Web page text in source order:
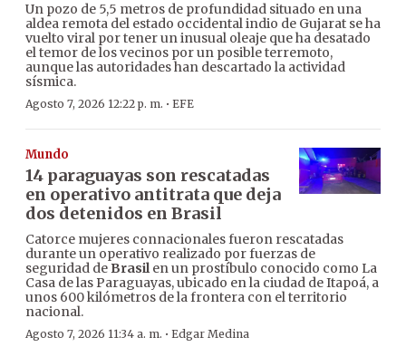
Un pozo de 5,5 metros de profundidad situado en una
aldea remota del estado occidental indio de Gujarat se ha
vuelto viral por tener un inusual oleaje que ha desatado
el temor de los vecinos por un posible terremoto,
aunque las autoridades han descartado la actividad
sísmica.
Agosto 7, 2026 12:22 p. m. · EFE
Mundo
14 paraguayas son rescatadas
en operativo antitrata que deja
dos detenidos en Brasil
Catorce mujeres connacionales fueron rescatadas
durante un operativo realizado por fuerzas de
seguridad de Brasilen un prostíbulo conocido como La
Casa de las Paraguayas, ubicado en la ciudad de Itapoá, a
unos 600 kilómetros de la frontera con el territorio
nacional.
Agosto 7, 2026 11:34 a. m. · Edgar Medina